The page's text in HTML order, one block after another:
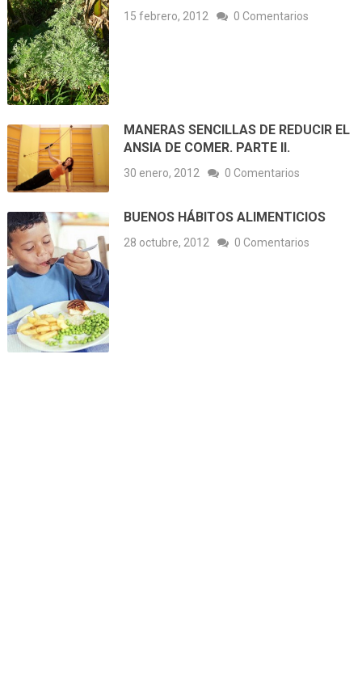
15 febrero, 2012 0 Comentarios
MANERAS SENCILLAS DE REDUCIR EL
ANSIA DE COMER. PARTE II.
30 enero, 2012 0 Comentarios
BUENOS HÁBITOS ALIMENTICIOS
28 octubre, 2012 0 Comentarios